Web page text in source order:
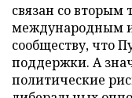
связан со вторым
международным
сообществу, что
поддержки. А
политические